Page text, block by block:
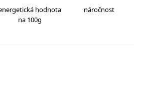
hodnota
na 100g
náročnost